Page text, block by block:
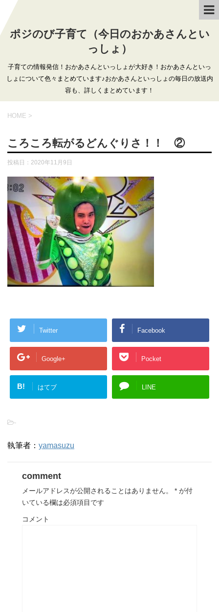
ポジのび子育て（今日のおかあさんとい
っしょ）
子育ての情報発信！おかあさんといっしょが大好き！おかあさんといっ
しょについて色々まとめています♪おかあさんといっしょの毎日の放送内
容も、詳しくまとめています！
HOME >
ころころ転がるどんぐりさ！！ ②
投稿日： 2020年11月9日
Twitter Facebook
Google+ Pocket
B! はてブ LINE
-
執筆者： yamasuzu
comment
メールアドレスが公開されることはありません。 * が付
いている欄は必須項目です
コメント